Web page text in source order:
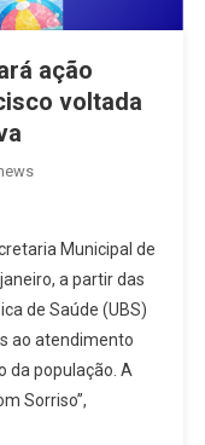
ação
voltada
Municipal de
a partir das
de Saúde (UBS)
ao atendimento
da população. A
Sorriso”,